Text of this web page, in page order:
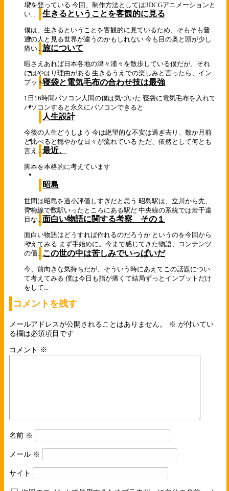
場を登っている 今回、制作方法としては3DCGアニメーションと
い...
生きるということを客観的に見る
僕は、生きるということを客観的に見ているため、そもそも普
通の人と見る世界が違うのかもしれない 今も目の奥と頭が少し
痛い... 旅について
暇さえあれば日本各地の津々浦々を散歩している僕だが、それ
にはやはり理由がある 生きるうえでの楽しみと言ったら、イン
プット...寝袋と電気毛布の合わせ技は最強
1日16時間パソコン人間の僕は気づいた 寝袋に電気毛布を入れて
パソコンすると永久にパソコンできると
人生設計
今後の人生どうしよう 今は絶望的な不安は過ぎ去り、数か月前
と比べると穏やかな日々が流れている ただ、依然として何とも
言え...最近、
脚本を本格的に考えています
昭島
世間は昭島を過小評価しすぎだと思う 昭島駅は、立川から先、
青梅線で数駅いったところにある駅だ 中央線の系統では若干遠
目な... 面白い物語に関する考察 その１
面白い物語はどうすれば作れるのだろうか というのを今回から
考えてみる まず手始めに。今まで感じてきた物語、コンテンツ
の価...この世の中は苦しみでいっぱいだ
今、前向きな気持ちだが、そういう時にあえてこの話題につい
て考えてみる 僕は今日も指が痛くて結局ずっとインプットだけ
をして...
コメントを残す
メールアドレスが公開されることはありません。 ※ が付いてい
る欄は必須項目です
コメント ※
名前 ※
メール ※
サイト